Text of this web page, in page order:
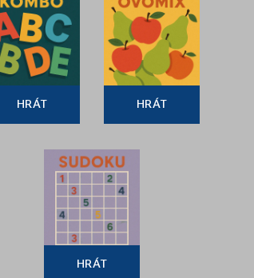
HRÁT HRÁT
HRÁT